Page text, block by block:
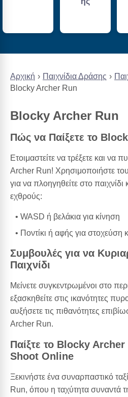
Αρχική Παιχνίδια Δράσης
Blocky Archer Run
Blocky Archer Run
Πώς να Παίξετε το
Ετοιμαστείτε να τρέξετε και να
Archer Run! Χρησιμοποιήστε
για να πλοηγηθείτε στο παιχνίδι
εχθρούς:
WASD ή βελάκια για κίνηση
Ποντίκι ή αφής για στοχεύση
Συμβουλές για να
Παιχνίδι
Μείνετε συγκεντρωμένοι στο
εξασκηθείτε στις ικανότητες
αυξήσετε τις πιθανότητες
Archer Run.
Παίξτε το Blocky
Shoot Online
Ξεκινήστε ένα συναρπαστικό
Run, όπου η ταχύτητα συναντά